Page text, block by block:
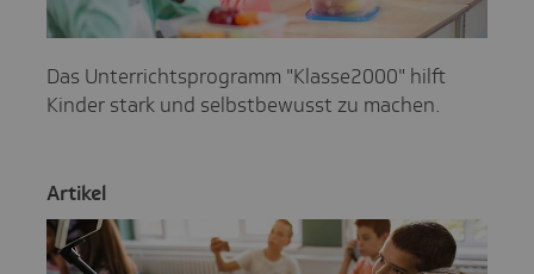
Das Unterrichtsprogramm "Klasse2000" hilft
Kinder stark und selbstbewusst zu machen.
Artikel